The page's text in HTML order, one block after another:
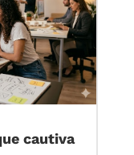
cautiva